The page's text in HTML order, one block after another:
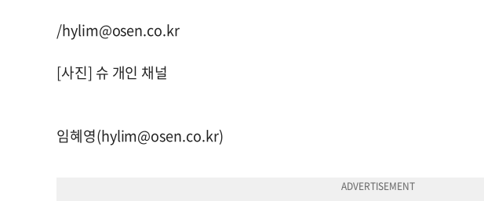
/hylim@osen.co.kr
[사진] 슈 개인 채널
임혜영(hylim@osen.co.kr)